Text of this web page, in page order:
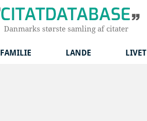
Danmarks største samling af citater
FAMILIE LANDE LIVET